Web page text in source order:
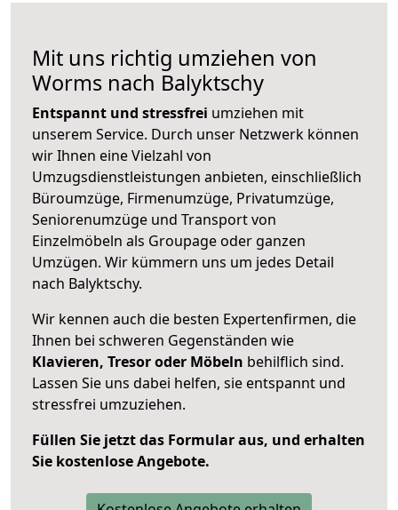
Mit uns richtig umziehen von
Worms nach Balyktschy
Entspannt und stressfrei umziehen mit
unserem Service. Durch unser Netzwerk können
wir Ihnen eine Vielzahl von
Umzugsdienstleistungen anbieten, einschließlich
Büroumzüge, Firmenumzüge, Privatumzüge,
Seniorenumzüge und Transport von
Einzelmöbeln als Groupage oder ganzen
Umzügen. Wir kümmern uns um jedes Detail
nach Balyktschy.
Wir kennen auch die besten Expertenfirmen, die
Ihnen bei schweren Gegenständen wie
Klavieren, Tresor oder Möbeln behilflich sind.
Lassen Sie uns dabei helfen, sie entspannt und
stressfrei umzuziehen.
Füllen Sie jetzt das Formular aus, und erhalten
Sie kostenlose Angebote.